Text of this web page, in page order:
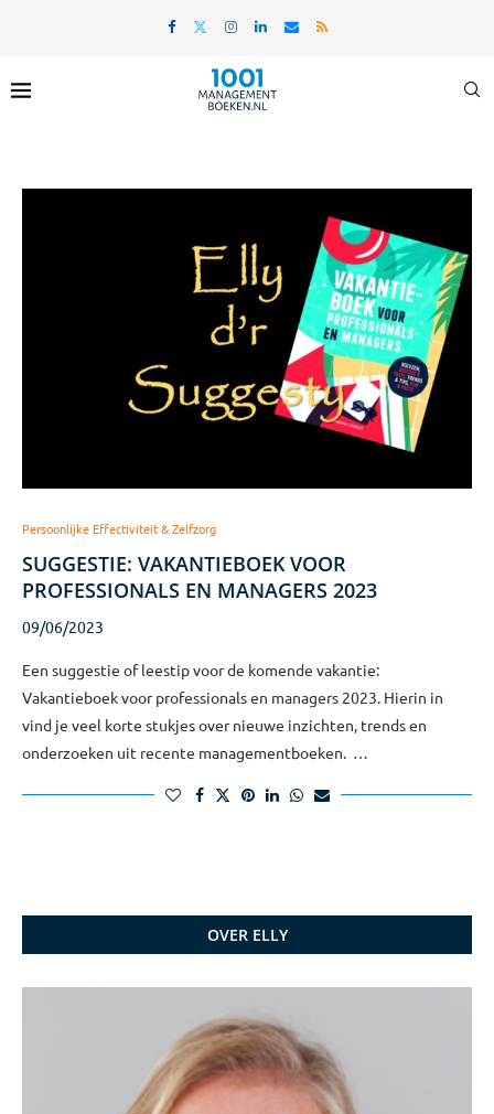
Persoonlijke Effectiviteit & Zelfzorg
SUGGESTIE: VAKANTIEBOEK VOOR
PROFESSIONALS EN MANAGERS 2023
09/06/2023
Een suggestie of leestip voor de komende vakantie:
Vakantieboek voor professionals en managers 2023. Hierin in
vind je veel korte stukjes over nieuwe inzichten, trends en
onderzoeken uit recente managementboeken. …
OVER ELLY